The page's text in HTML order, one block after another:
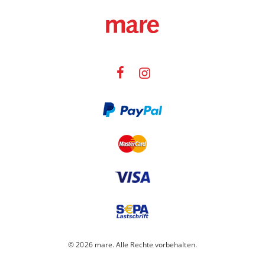
© 2026 mare. Alle Rechte vorbehalten.